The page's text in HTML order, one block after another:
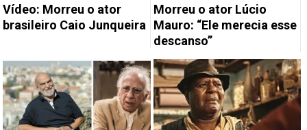
Vídeo: Morreu o ator
brasileiro Caio Junqueira
Morreu o ator Lúcio
Mauro: “Ele merecia esse
descanso”